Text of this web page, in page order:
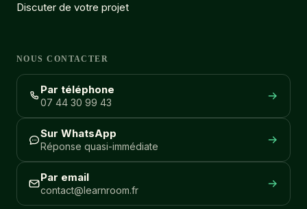
Discuter de votre projet
NOUS CONTACTER
Par téléphone
07 44 30 99 43
Sur WhatsApp
Réponse quasi-immédiate
Par email
contact@learnroom.fr